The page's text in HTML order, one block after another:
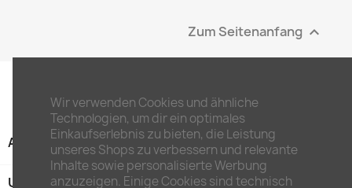
Zum Seitenanfang 
ARTIKEL
UNTERNEHMEN
Wir verwenden Cookies und ähnliche
Technologien, um dir ein optimales
Einkaufserlebnis zu bieten, die Leistung
unseres Shops zu verbessern und relevante
Inhalte sowie personalisierte Werbung
anzuzeigen. Einige Cookies sind technisch